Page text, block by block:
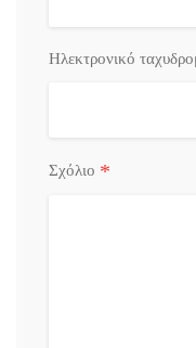
Ηλεκτρονικό
Σχόλιο *